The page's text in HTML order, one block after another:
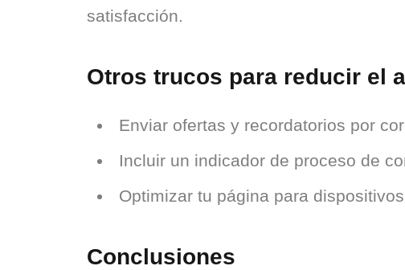
satisfacción.
Otros trucos para reducir el
Enviar ofertas y recordatorios por
Incluir un indicador de proceso de
Optimizar tu página para
Conclusiones